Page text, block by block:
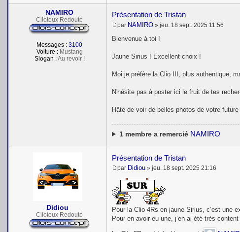
NAMIRO
Clioteux Redouté
Messages : 3100
Voiture :Mustang
Slogan :Au revoir !
Présentation de Tristan
M
e
a
e
par NAMIRO » jeu. 18 sept. 2025 11:56
Bienvenue à toi !
Jaune Sirius ! Excellent choix !
Moi je préfère la Clio III, plus authentique,
N'hésite pas à poster ici le fruit de tes
Hâte de voir de belles photos de votre future
1membre a remercié NAMIRO
Didiou
Clioteux Redouté
Présentation de Tristan
e
s
s
a
g
par Didiou » jeu. 18 sept. 2025 21:16
Pour la Clio 4Rs en jaune Sirius, c’est une
Pour en avoir eu une, j’en ai été très